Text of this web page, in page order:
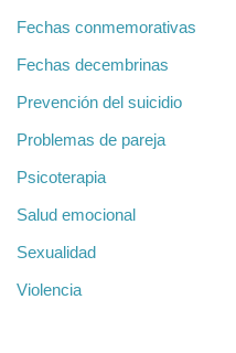
Fechas conmemorativas
Fechas decembrinas
Prevención del suicidio
Problemas de pareja
Psicoterapia
Salud emocional
Sexualidad
Violencia